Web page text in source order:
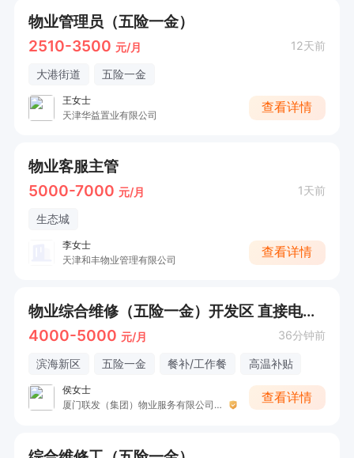
物业管理员（五险一金）
2510-3500 元/月 12天前
大港街道 五险一金
王女士
天津华益置业有限公司
查看详情
物业客服主管
5000-7000 元/月 1天前
生态城
李女士
天津和丰物业管理有限公司
查看详情
物业综合维修（五险一金）开发区 直接电话联系
4000-5000 元/月 36分钟前
滨海新区 五险一金 餐补/工作餐 高温补贴
侯女士
厦门联发（集团）物业服务有限公司天津分公司
查看详情